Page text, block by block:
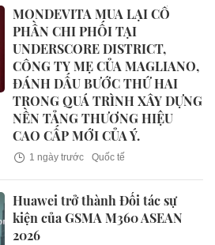
MONDEVITA MUA LẠI CỔ
PHẦN CHI PHỐI TẠI
UNDERSCORE DISTRICT,
CÔNG TY MẸ CỦA MAGLIANO,
ĐÁNH DẤU BƯỚC THỨ HAI
TRONG QUÁ TRÌNH XÂY DỰNG
NỀN TẢNG THƯƠNG HIỆU
CAO CẤP MỚI CỦA Ý.
1 ngày trước Quốc tế
Huawei trở thành Đối tác sự
kiện của GSMA M360 ASEAN
2026